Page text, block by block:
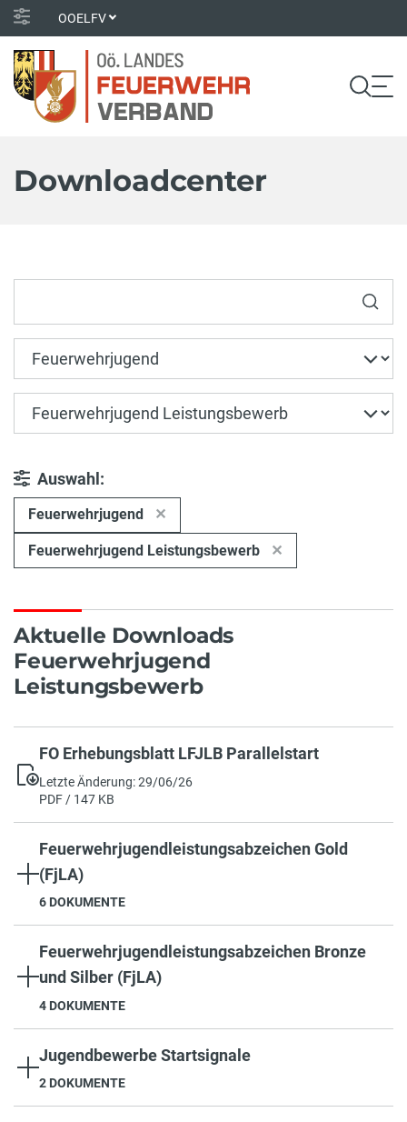
OOELFV
Downloadcenter
Auswahl:
Feuerwehrjugend
Feuerwehrjugend Leistungsbewerb
Aktuelle Downloads
Feuerwehrjugend
Leistungsbewerb
FO Erhebungsblatt LFJLB Parallelstart
Letzte Änderung: 29/06/26
PDF / 147 KB
Feuerwehrjugendleistungsabzeichen Gold
(FjLA)
6 DOKUMENTE
Feuerwehrjugendleistungsabzeichen Bronze
und Silber (FjLA)
4 DOKUMENTE
Jugendbewerbe Startsignale
2 DOKUMENTE